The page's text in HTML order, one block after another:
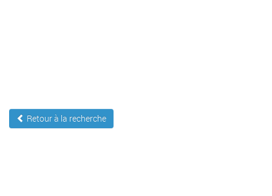
Retour à la recherche